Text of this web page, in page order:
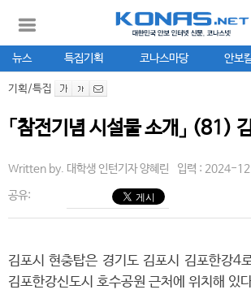
뉴스 특집기획 코나스마당 안보
기획/특집
「참전기념 시설물 소개」 (81)
Written by. 대학생 인턴기자 양혜린 입력 : 2024-
공유:
김포시 현충탑은 경기도 김포시 김포한강
김포한강신도시 호수공원 근처에 위치해 있